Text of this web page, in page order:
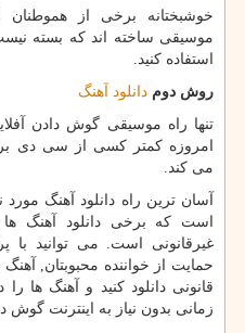
خوشبختانه برخی از
موسیقی ساخته اند که بسته
استفاده کنید.
روش دوم دانلود آهنگ
تنها راه موسیقی گوش دادن
امروزه کمتر کسی از سی دی
می کند.
آسان ترین راه دانلود آهنگ
است که برخی دانلود آهنگ
غیرقانونی است. می توانید با
حمایت از خواننده محبوبتان,
قانونی دانلود کنید و آهنگ ها
زمانی بدون نیاز به اینترنت گوش